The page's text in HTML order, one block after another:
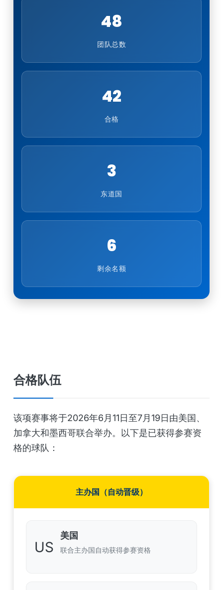
48
团队总数
42
合格
3
东道国
6
剩余名额
合格队伍
该项赛事将于2026年6月11日至7月19日由美国、
加拿大和墨西哥联合举办。以下是已获得参赛资
格的球队：
主办国（自动晋级）
US
美国
联合主办国自动获得参赛资格